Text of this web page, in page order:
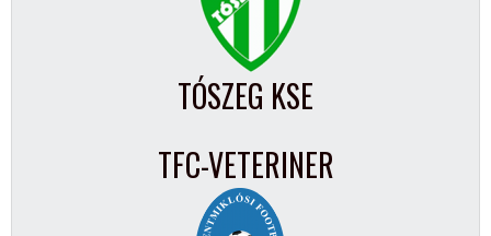
TÓSZEG KSE
TFC-VETERINER